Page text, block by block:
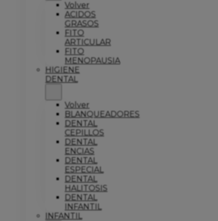
Volver
ACIDOS
GRASOS
FITO
ARTICULAR
FITO
MENOPAUSIA
HIGIENE
DENTAL
Volver
BLANQUEADORES
DENTAL
CEPILLOS
DENTAL
ENCIAS
DENTAL
ESPECIAL
DENTAL
HALITOSIS
DENTAL
INFANTIL
INFANTIL